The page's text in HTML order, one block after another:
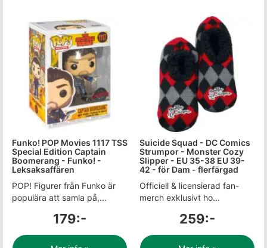
Funko! POP Movies 1117 TSS
Special Edition Captain
Boomerang - Funko! -
Leksaksaffären
POP! Figurer från Funko är
populära att samla på,...
179:-
Suicide Squad - DC Comics
Strumpor - Monster Cozy
Slipper - EU 35-38 EU 39-
42 - för Dam - flerfärgad
Officiell & licensierad fan-
merch exklusivt ho...
259:-